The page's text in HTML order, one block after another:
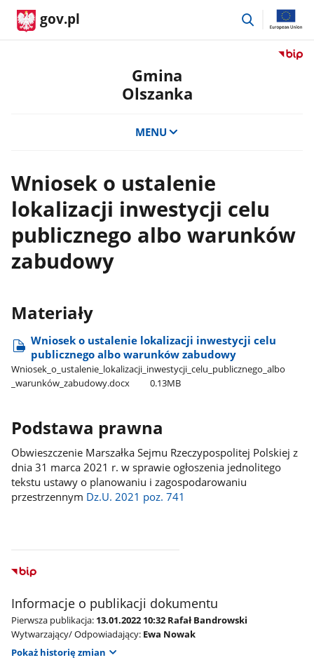
gov.pl
przejdź
Przejdź
Gmina
Olszanka
MENU
Wniosek o ustalenie
lokalizacji inwestycji celu
publicznego albo warunków
zabudowy
Materiały
Wniosek o ustalenie lokalizacji inwestycji celu
publicznego albo warunków zabudowy
Wniosek​_o​_ustalenie​_lokalizacji​_inwestycji​_celu​_publicznego​_albo​
_warunków​_zabudowy.docx
0.13MB
Podstawa prawna
Obwieszczenie Marszałka Sejmu Rzeczypospolitej Polskiej z
dnia 31 marca 2021 r. w sprawie ogłoszenia jednolitego
tekstu ustawy o planowaniu i zagospodarowaniu
przestrzennym Dz.U. 2021 poz. 741
Informacje o publikacji dokumentu
Pierwsza publikacja: 13.01.2022 10:32 Rafał Bandrowski
Wytwarzający/ Odpowiadający: Ewa Nowak
Pokaż historię zmian